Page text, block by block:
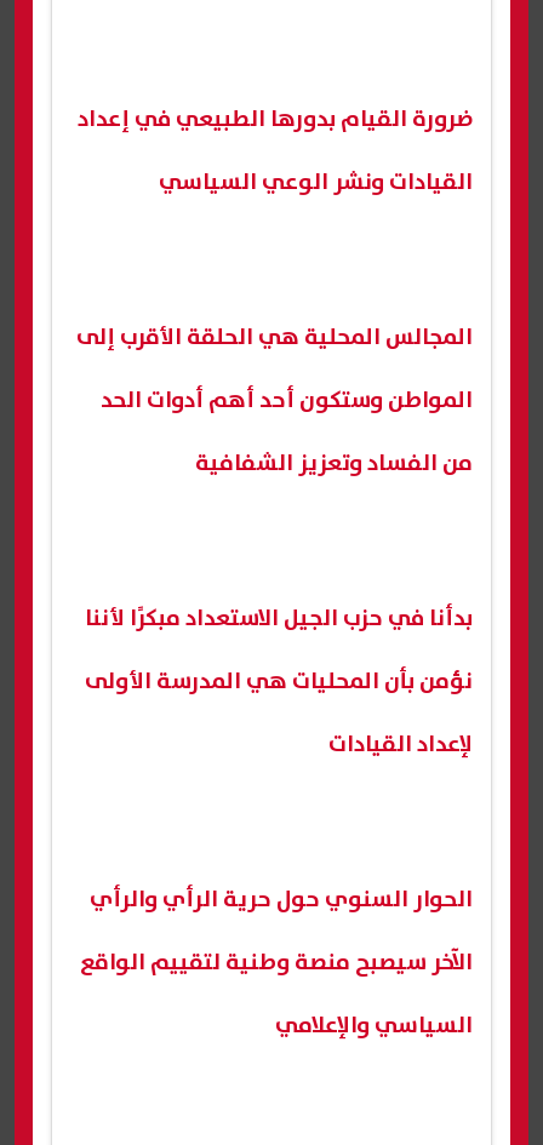
ضرورة القيام بدورها الطبيعي في إعداد
القيادات ونشر الوعي السياسي
المجالس المحلية هي الحلقة الأقرب إلى
المواطن وستكون أحد أهم أدوات الحد
من الفساد وتعزيز الشفافية
بدأنا في حزب الجيل الاستعداد مبكرًا لأننا
نؤمن بأن المحليات هي المدرسة الأولى
لإعداد القيادات
الحوار السنوي حول حرية الرأي والرأي
الآخر سيصبح منصة وطنية لتقييم الواقع
السياسي والإعلامي